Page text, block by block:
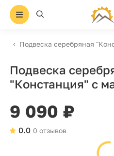
Подвеска серебряная
Подвеска
"Констанция" с
9 090 ₽
0 отзывов
0.0